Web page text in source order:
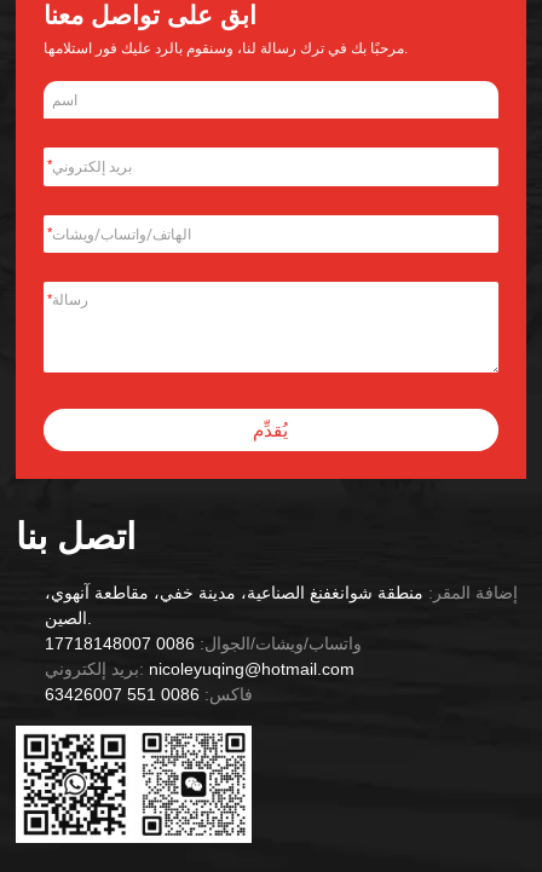
اتصل بنا
إضافة المقر: منطقة شوانغفنغ الصناعية، مدينة خفي، مقاطعة آنهوي،
واتساب/ويشات/الجوال: 0086 17718148007
بريد إلكتروني: nicoleyuqing@hotmail.com
فاكس: 0086 551 63426007
ابق على تواصل معنا
مرحبًا بك في ترك رسالة لنا، وسنقوم بالرد عليك فور استلامها.
*
*
*
يُقدِّم